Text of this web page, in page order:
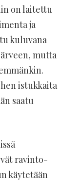
on laitettu
ja
kuluvana
mutta
istukkaita
saatu
ravinto-
käytetään